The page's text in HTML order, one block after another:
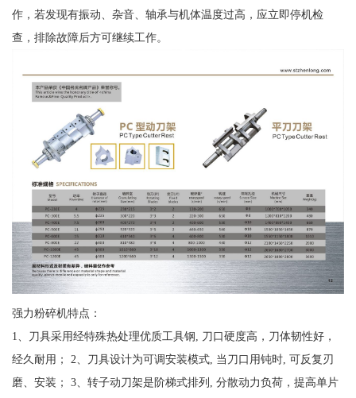
作，若发现有振动、杂音、轴承与机体温度过高，应立即停机检
查，排除故障后方可继续工作。
强力粉碎机特点：
1、刀具采用经特殊热处理优质工具钢, 刀口硬度高，刀体韧性好，
经久耐用； 2、刀具设计为可调安装模式, 当刀口用钝时, 可反复刃
磨、安装； 3、转子动刀架是阶梯式排列, 分散动力负荷，提高单片